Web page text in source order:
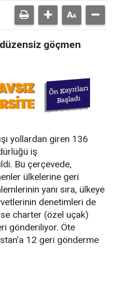
göçmen
yollardan giren 136
iş
Bu çerçevede,
ülkelerine geri
yanı sıra, ülkeye
denetimleri de
charter (özel uçak)
gönderiliyor. Öte
12 geri gönderme